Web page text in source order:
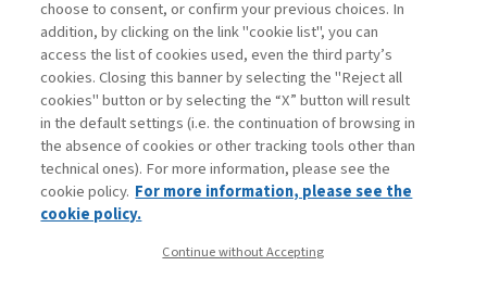
Contatti
Abbonamenti
Archivio rubriche
Privacy
choose to consent, or confirm your previous choices. In
addition, by clicking on the link "cookie list", you can
access the list of cookies used, even the third party’s
cookies. Closing this banner by selecting the "Reject all
cookies" button or by selecting the “X” button will result
in the default settings (i.e. the continuation of browsing in
the absence of cookies or other tracking tools other than
technical ones). For more information, please see the
cookie policy. For more information, please see the
cookie policy.
Continue without Accepting